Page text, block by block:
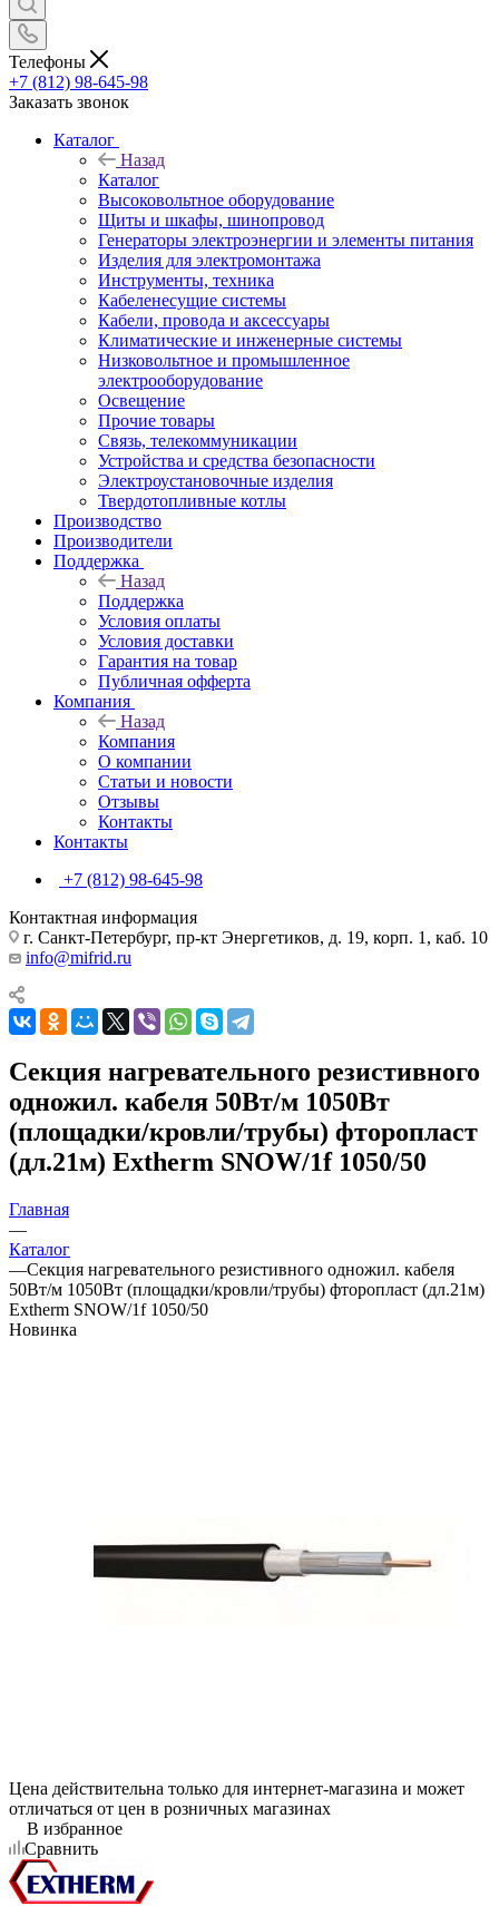
Телефоны
+7 (812) 98-645-98
Заказать звонок
Каталог
Назад
Каталог
Высоковольтное оборудование
Щиты и шкафы, шинопровод
Генераторы электроэнергии и элементы питания
Изделия для электромонтажа
Инструменты, техника
Кабеленесущие системы
Кабели, провода и аксессуары
Климатические и инженерные системы
Низковольтное и промышленное
электрооборудование
Освещение
Прочие товары
Связь, телекоммуникации
Устройства и средства безопасности
Электроустановочные изделия
Твердотопливные котлы
Производство
Производители
Поддержка
Назад
Поддержка
Условия оплаты
Условия доставки
Гарантия на товар
Публичная офферта
Компания
Назад
Компания
О компании
Статьи и новости
Отзывы
Контакты
Контакты
+7 (812) 98-645-98
Контактная информация
г. Санкт-Петербург, пр-кт Энергетиков, д. 19, корп. 1, каб. 10
info@mifrid.ru
Секция нагревательного резистивного
одножил. кабеля 50Вт/м 1050Вт
(площадки/кровли/трубы) фторопласт
(дл.21м) Extherm SNOW/1f 1050/50
Главная
—
Каталог
—Секция нагревательного резистивного одножил. кабеля
50Вт/м 1050Вт (площадки/кровли/трубы) фторопласт (дл.21м)
Extherm SNOW/1f 1050/50
Новинка
Цена действительна только для интернет-магазина и может
отличаться от цен в розничных магазинах
В избранное
Сравнить